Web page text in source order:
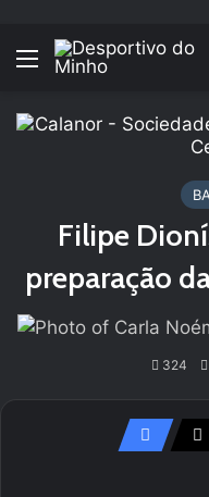
Menu
Filipe
preparação
324